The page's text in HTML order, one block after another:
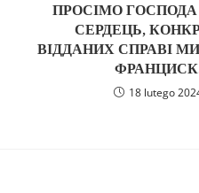
ПРОСІМО
СЕРДЕЦЬ,
ВІДДАНИХ СПРАВІ
18 lutego